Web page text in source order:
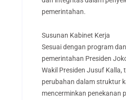
pemerintahan.
Susunan Kabinet Kerja
Sesuai dengan program
pemerintahan Presiden
Wakil Presiden Jusuf Kalla,
perubahan dalam struktur
mencerminkan penekanan